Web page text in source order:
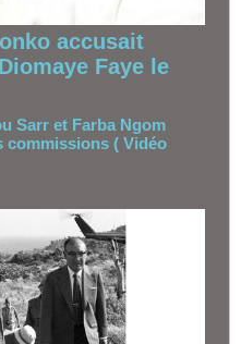
accusait
Faye le
Sarr et Farba Ngom
commissions ( Vidéo